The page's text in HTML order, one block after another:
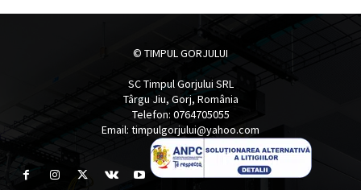
© TIMPUL GORJULUI
SC Timpul Gorjului SRL
Târgu Jiu, Gorj, România
Telefon: 0764705055
Email: timpulgorjului@yahoo.com